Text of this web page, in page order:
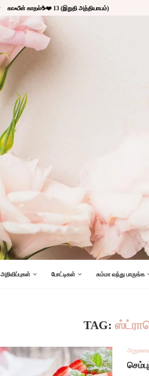
காஃபீன் காதல்☕❤️ 13 (இறுதி அத்தியாயம்)
அறிவிப்புகள் போட்டிகள் சும்மா வந்து பாருங்க
TAG: